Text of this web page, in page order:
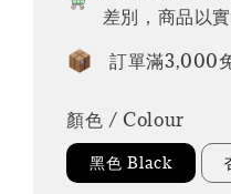
差別，商品以
訂單滿3,000
顏色 / Colour
黑色 Black